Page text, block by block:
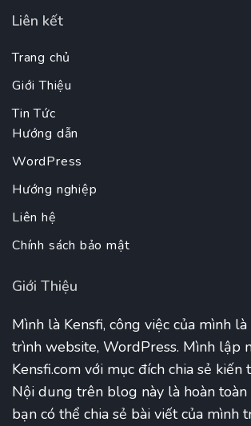
Liên kết
Trang chủ
Giới Thiệu
Tin Tức
Hướng dẫn
WordPress
Hướng nghiệp
Liên hệ
Chính sách bảo mật
Giới Thiệu
Mình là Kensfi, công việc của mình
trình website, WordPress. Mình lập
Kensfi.com với mục đích chia sẻ kiến
Nội dung trên blog này là hoàn toàn
bạn có thể chia sẻ bài viết của mình